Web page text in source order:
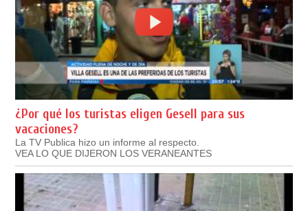
¿Por qué los turistas eligen Gesell para sus
vacaciones?
La TV Publica hizo un informe al respecto.
VEA LO QUE DIJERON LOS VERANEANTES